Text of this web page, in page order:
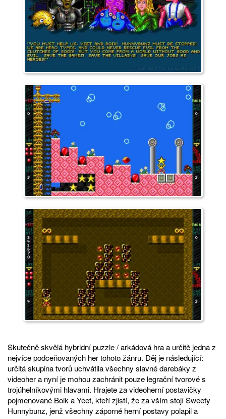
Skutečně skvělá hybridní puzzle / arkádová hra a určitě jedna z
nejvíce podceňovaných her tohoto žánru. Děj je následující:
určitá skupina tvorů uchvátila všechny slavné darebáky z
videoher a nyní je mohou zachránit pouze legrační tvorové s
trojúhelníkovými hlavami. Hrajete za videoherní postavičky
pojmenované Boik a Yeet, kteří zjistí, že za vším stojí Sweety
Hunnybunz, jenž všechny záporné herní postavy polapil a